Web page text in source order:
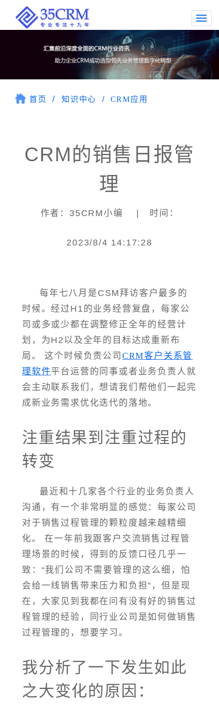
首页 知识中心 CRM应用
CRM的销售日报管
理
作者：35CRM小编 | 时间：
2023/8/4 14:17:28
每年七八月是CSM拜访客户最多的
时候。经过H1的业务经营复盘，每家公
司或多或少都在调整修正全年的经营计
划，为H2以及全年的目标达成重新布
局。 这个时候负责公司 CRM客户关系管
理软件平台运营的同事或者业务负责人就
会主动联系我们，想请我们帮他们一起完
成新业务需求优化迭代的落地。
注重结果到注重过程的
转变
最近和十几家各个行业的业务负责人
沟通，有一个非常明显的感觉：每家公司
对于销售过程管理的颗粒度越来越精细
化。 在一年前我跟客户交流销售过程管
理场景的时候，得到的反馈口径几乎一
致：“我们公司不需要管理的这么细，怕
会给一线销售带来压力和负担”，但是现
在，大家见到我都在问有没有好的销售过
程管理的经验，同行业公司是如何做销售
过程管理的，想要学习。
我分析了一下发生如此
之大变化的原因：